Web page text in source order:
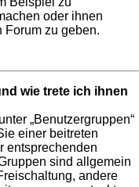
oder ihnen
Forum zu geben.
wie trete ich ihnen
„Benutzergruppen“
einer beitreten
entsprechenden
sind allgemein
andere